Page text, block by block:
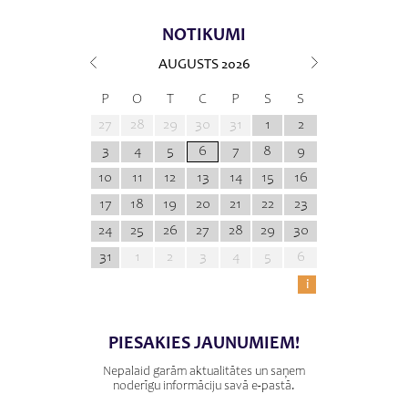
NOTIKUMI
AUGUSTS 2026
P O T C P S
S
27
28 29 30 31 1
2
3
4 5 6 7 8
9
10
11 12 13 14 15
16
17
18 19 20 21 22
23
24
25 26 27 28 29
30
31
1 2 3 4 5
6
i
PIESAKIES JAUNUMIEM!
Nepalaid garām aktualitātes un saņem
noderīgu informāciju savā e-pastā.